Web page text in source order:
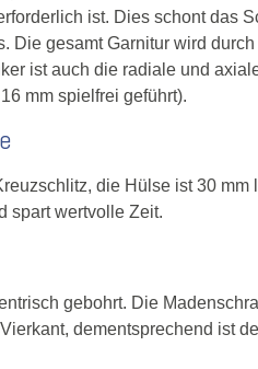
ist. Dies schont das
Die gesamt Garnitur wird
ist auch die radiale und
mm spielfrei geführt).
die Hülse ist 30
spart wertvolle Zeit.
gebohrt. Die
dementsprechend ist